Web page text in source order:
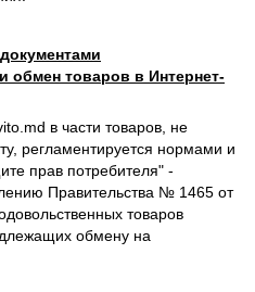
обмен товаров в Интернет-
в части товаров, не
регламентируется нормами и
прав потребителя" -
Правительства № 1465 от
товаров
обмену на